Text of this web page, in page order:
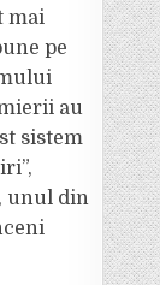
mai
pe
au
sistem
unul din